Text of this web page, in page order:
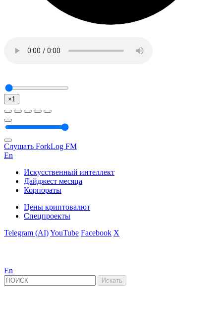
×1
Слушать ForkLog FM
En
Искусственный интеллект
Дайджест месяца
Корпораты
Цены криптовалют
Спецпроекты
Telegram (AI)YouTube Facebook X
En